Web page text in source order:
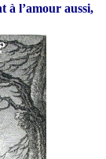
à l’amour aussi,